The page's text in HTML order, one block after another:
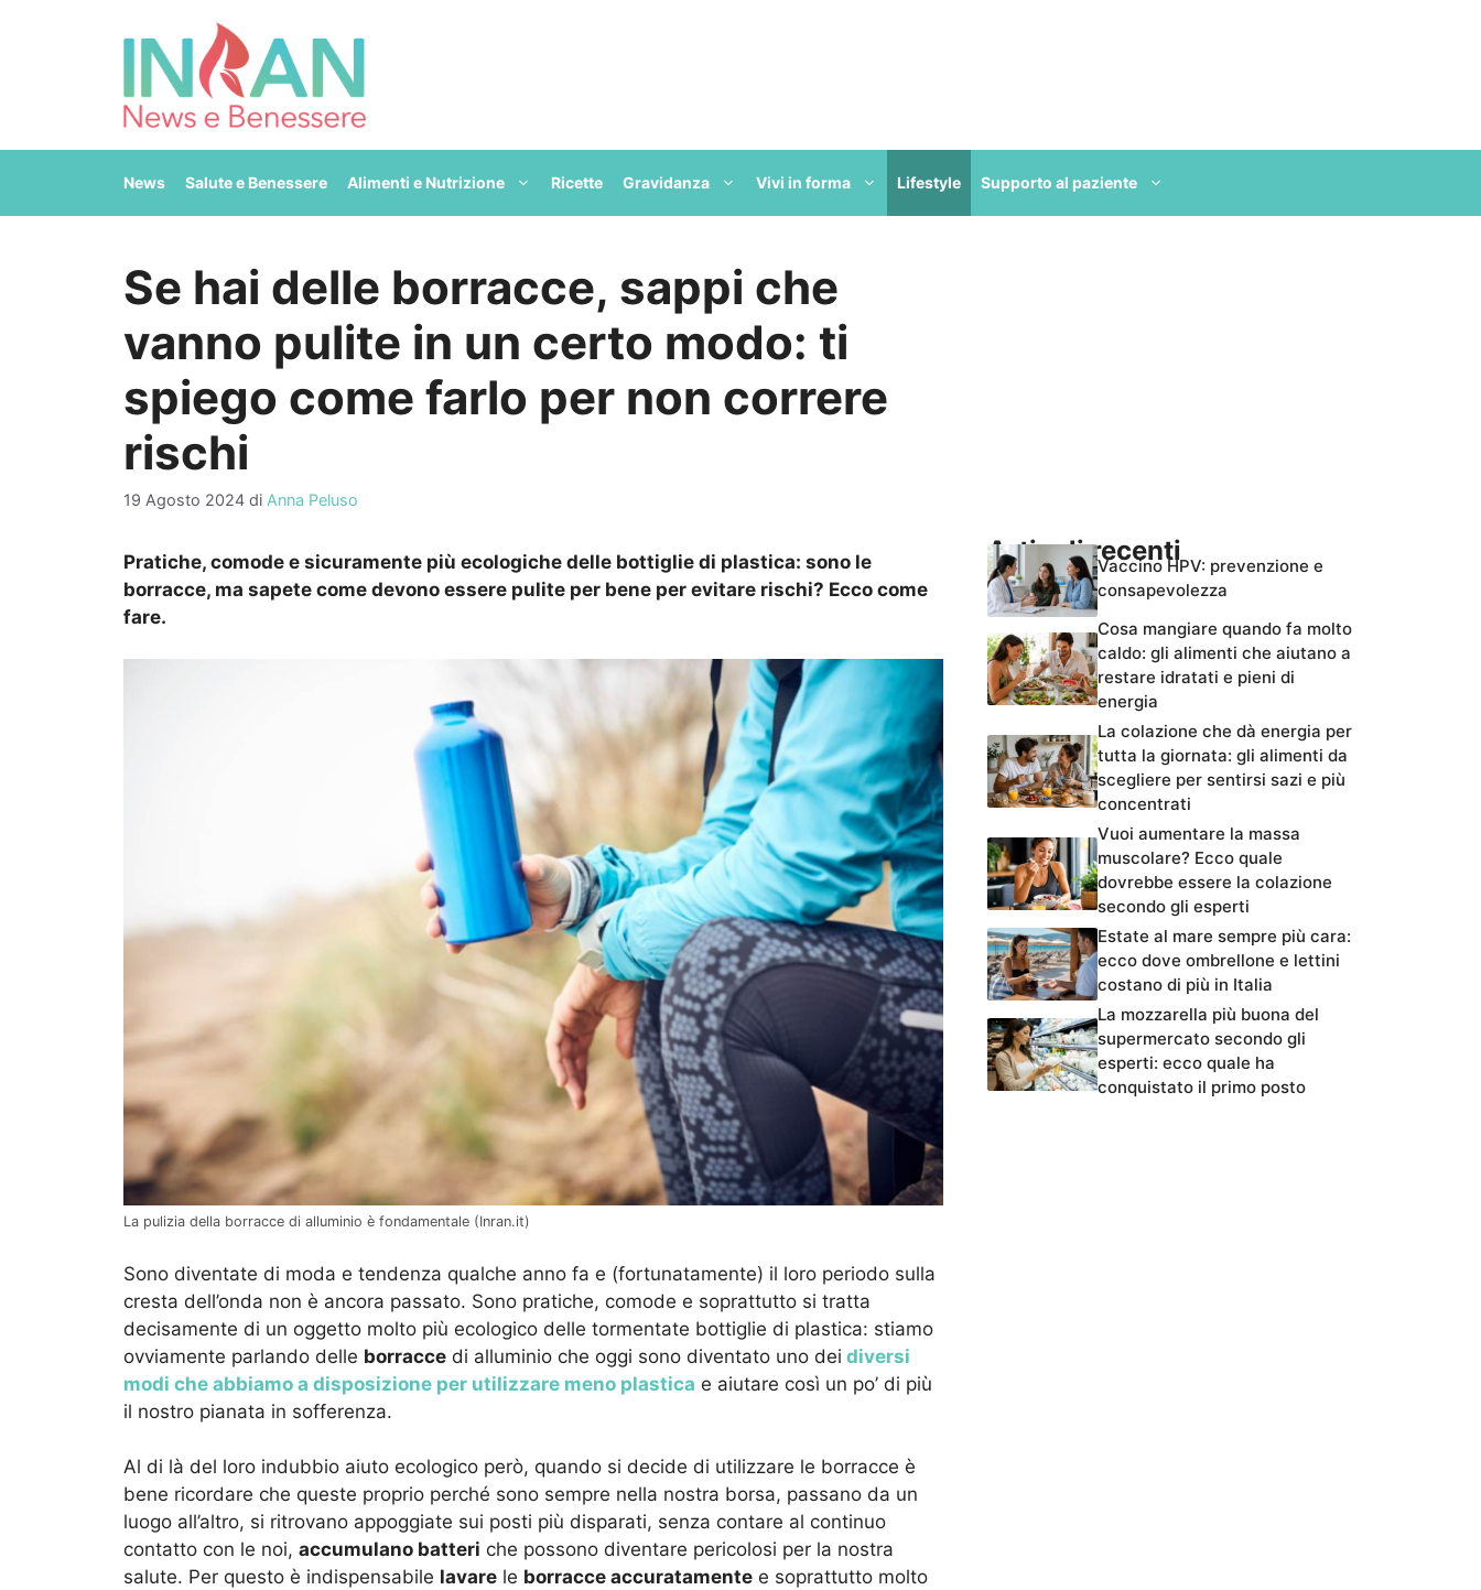
News Salute e Benessere Alimenti e Nutrizione Ricette Gravidanza Vivi in forma Lifestyle Supporto al paziente
Se hai delle borracce, sappi che
vanno pulite in un certo modo: ti
spiego come farlo per non correre
rischi
19 Agosto 2024 di Anna Peluso
Pratiche, comode e sicuramente più ecologiche delle bottiglie di plastica: sono le
borracce, ma sapete come devono essere pulite per bene per evitare rischi? Ecco come
fare.
La pulizia della borracce di alluminio è fondamentale (Inran.it)
Sono diventate di moda e tendenza qualche anno fa e (fortunatamente) il loro periodo sulla
cresta dell’onda non è ancora passato. Sono pratiche, comode e soprattutto si tratta
decisamente di un oggetto molto più ecologico delle tormentate bottiglie di plastica: stiamo
ovviamente parlando delle borracce di alluminio che oggi sono diventato uno dei diversi
modi che abbiamo a disposizione per utilizzare meno plastica e aiutare così un po’ di più
il nostro pianata in sofferenza.
Al di là del loro indubbio aiuto ecologico però, quando si decide di utilizzare le borracce è
bene ricordare che queste proprio perché sono sempre nella nostra borsa, passano da un
luogo all’altro, si ritrovano appoggiate sui posti più disparati, senza contare al continuo
contatto con le noi, accumulano batteri che possono diventare pericolosi per la nostra
salute. Per questo è indispensabile lavare le borracce accuratamente e soprattutto molto
Articoli recentiVaccino HPV: prevenzione e
consapevolezza
Cosa mangiare quando fa molto
caldo: gli alimenti che aiutano a
restare idratati e pieni di
energia
La colazione che dà energia per
tutta la giornata: gli alimenti da
scegliere per sentirsi sazi e più
concentrati
Vuoi aumentare la massa
muscolare? Ecco quale
dovrebbe essere la colazione
secondo gli esperti
Estate al mare sempre più cara:
ecco dove ombrellone e lettini
costano di più in Italia
La mozzarella più buona del
supermercato secondo gli
esperti: ecco quale ha
conquistato il primo posto